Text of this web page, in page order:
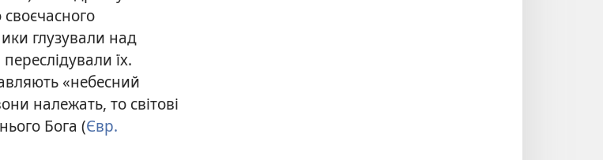
глузували над
їх.
«небесний
належать, то світові
Бога (Євр.